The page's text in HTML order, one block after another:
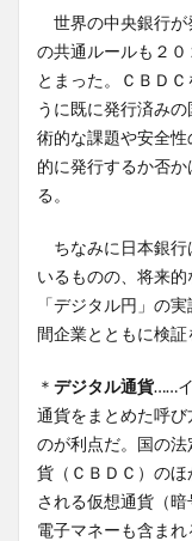
世界の中央銀行が
の共通ルールも２
とまった。ＣＢＤ
うに既に発行済み
術的な課題や安全
的に発行するか否
る。
ちなみに日本銀行
いるものの、将来
「デジタル円」の
間企業とともに検証
＊ デジタル通貨……
通貨をまとめた呼
のが利点だ。国の
貨（ＣＢＤＣ）の
される仮想通貨（
電子マネーも含まれ